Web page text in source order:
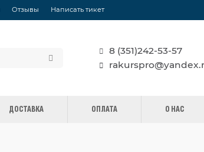
Отзывы Написать тикет
8 (351)242-53-57
ДОСТАВКА ОПЛАТА О НАС